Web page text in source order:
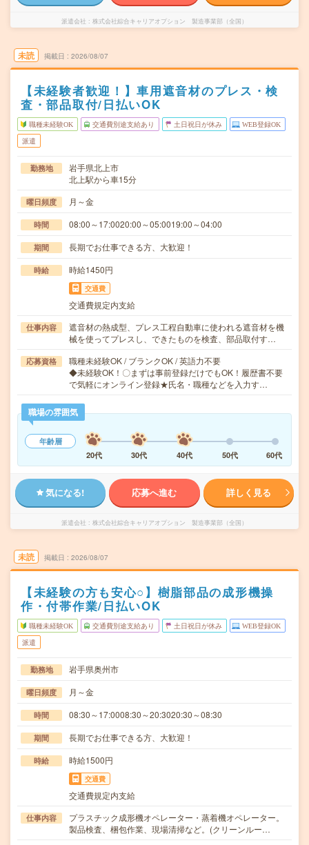
派遣会社 株式会社綜合キャリアオプション 製造事業部（全国）
未読 掲載日 2026/08/07
【未経験者歓迎！】車用遮音材のプレス・検
査・部品取付/日払いOK
職種未経験OK 交通費別途支給あり 土日祝日が休み WEB登録OK
派遣
勤務地
岩手県北上市
北上駅から車15分
曜日頻度 月～金
時間 08:00～17:0020:00～05:0019:00～04:00
期間 長期でお仕事できる方、大歓迎！
時給 時給1450円
交通費
交通費規定内支給
仕事内容
遮音材の熱成型、プレス工程自動車に使われる遮音材を機
械を使ってプレスし、できたものを検査、部品取付す…
応募資格
職種未経験OK / ブランクOK / 英語力不要
◆未経験OK！〇まずは事前登録だけでもOK！履歴書不要
で気軽にオンライン登録★氏名・職種などを入力す…
職場の雰囲気
年齢層
20代
30代 40代 50代 60代
気になる! 応募へ進む 詳しく見る
派遣会社 株式会社綜合キャリアオプション 製造事業部（全国）
未読 掲載日 2026/08/07
【未経験の方も安心○】樹脂部品の成形機操
作・付帯作業/日払いOK
職種未経験OK 交通費別途支給あり 土日祝日が休み WEB登録OK
派遣
勤務地 岩手県奥州市
曜日頻度 月～金
時間 08:30～17:0008:30～20:3020:30～08:30
期間 長期でお仕事できる方、大歓迎！
時給 時給1500円
交通費
交通費規定内支給
仕事内容
プラスチック成形機オペレーター・蒸着機オペレーター。
製品検査、梱包作業、現場清掃など。(クリーンルー…